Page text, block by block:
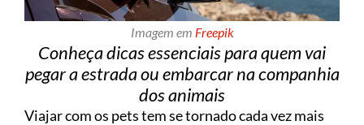
Imagem em Freepik
Conheça dicas essenciais para quem vai
pegar a estrada ou embarcar na companhia
dos animais
Viajar com os pets tem se tornado cada vez mais